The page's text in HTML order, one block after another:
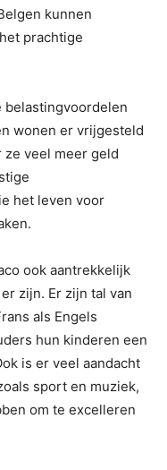
kunnen
prachtige
belastingvoordelen
wonen er vrijgesteld
veel meer geld
het leven voor
ook aantrekkelijk
zijn. Er zijn tal van
als Engels
hun kinderen een
is er veel aandacht
sport en muziek,
om te excelleren